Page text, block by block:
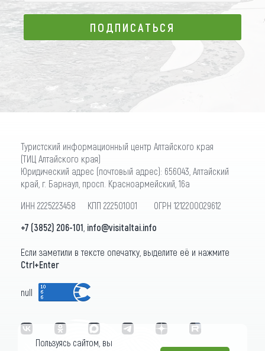
ПОДПИСАТЬСЯ
ПОДПИСАТЬСЯ
Туристский информационный центр Алтайского края
(ТИЦ Алтайского края)
Юридический адрес (почтовый адрес): 656043, Алтайский
край, г. Барнаул, просп. Красноармейский, 16а
ИНН 2225223458 КПП 222501001 ОГРН 1212200029612
+7 (3852) 206-101 info@visitaltai.info
Если заметили в тексте опечатку, выделите её и нажмите
Ctrl+Enter
null
Пользуясь сайтом, вы